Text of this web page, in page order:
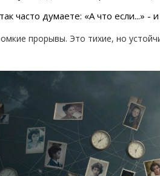
часто думаете: «А что если...» -
прорывы. Это тихие, но